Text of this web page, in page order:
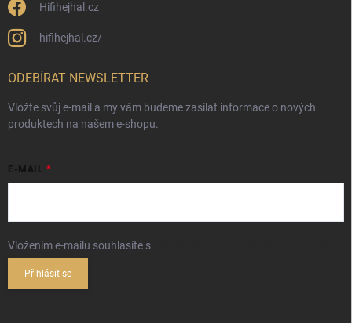
Hifihejhal.cz
hifihejhal.cz/
ODEBÍRAT NEWSLETTER
Vložte svůj e-mail a my vám budeme zasílat informace o nových
produktech na našem e-shopu.
E-MAIL
Vložením e-mailu souhlasíte s
Přihlásit se